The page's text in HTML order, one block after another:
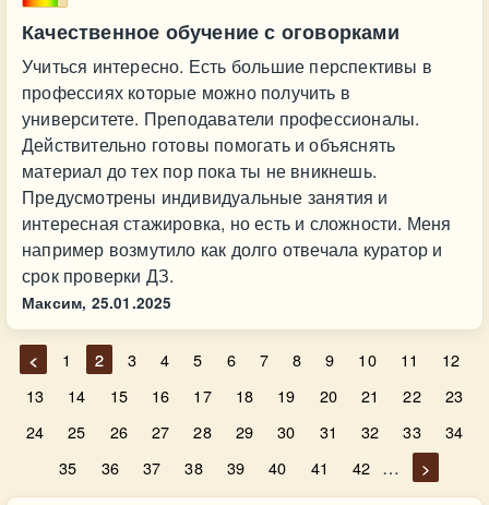
Качественное обучение с оговорками
Учиться интересно. Есть большие перспективы в
профессиях которые можно получить в
университете. Преподаватели профессионалы.
Действительно готовы помогать и объяснять
материал до тех пор пока ты не вникнешь.
Предусмотрены индивидуальные занятия и
интересная стажировка, но есть и сложности. Меня
например возмутило как долго отвечала куратор и
срок проверки ДЗ.
Максим, 25.01.2025
< 1 2 3 4 5 6 7 8 9 10 11
12
13
14 15 16 17 18 19 20 21 22
23
24
25 26 27 28 29 30 31 32 33
34
35
36 37 38 39 40 41 42 … >